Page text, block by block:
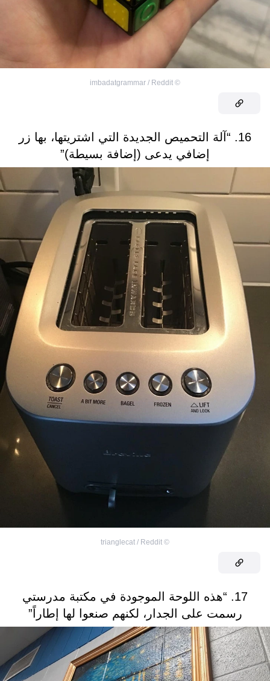
©
imbadatgrammar / Reddit
16. “آلة التحميص الجديدة التي اشتريتها، بها زر
إضافي يدعى (إضافة بسيطة)”
©
trianglecat / Reddit
17. “هذه اللوحة الموجودة في مكتبة مدرستي
رسمت على الجدار، لكنهم صنعوا لها إطاراً”